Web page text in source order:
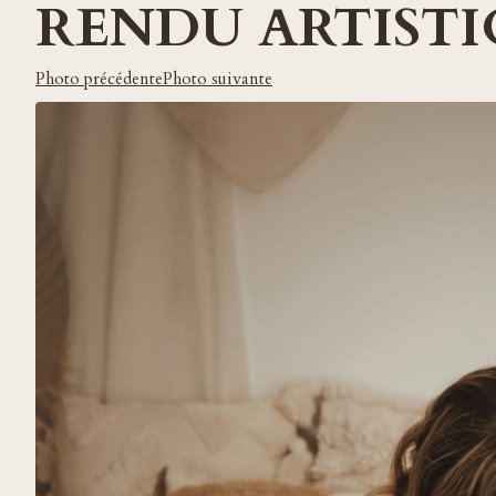
RENDU
Photo précédentePhoto suivante